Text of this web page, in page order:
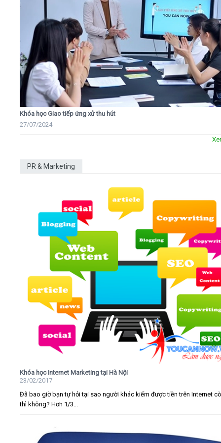
Khóa học Giao tiếp ứng xử thu hút
27/07/2024
PR & Marketing
Khóa học Internet Marketing tại Hà Nội
23/02/2017
Đã bao giờ bạn tự hỏi tại sao người khác kiếm được tiền trên Internet
thì không? Hơn 1/3...